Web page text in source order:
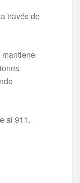
través de
al 911.